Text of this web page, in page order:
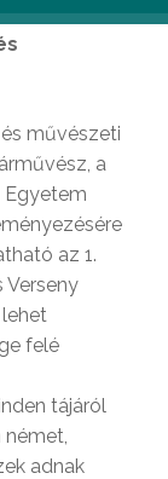
művészeti
a
Egyetem
az 1.
Verseny
felé
tájáról
német,
adnak